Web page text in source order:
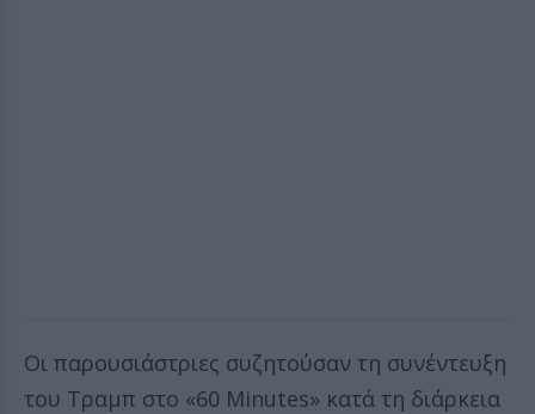
Οι παρουσιάστριες συζητούσαν τη συνέντευξη
του Τραμπ στο «60 Minutes» κατά τη διάρκεια